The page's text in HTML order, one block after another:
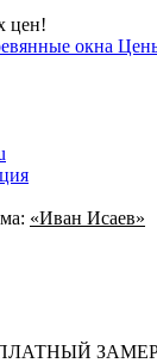
цен!
окна
«Иван Исаев»